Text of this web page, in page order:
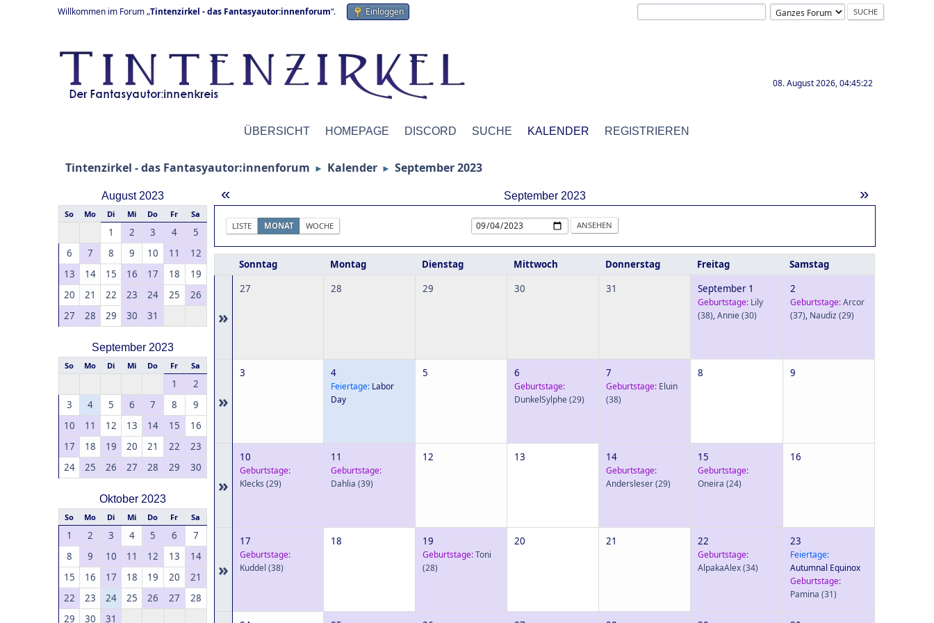
Willkommen im Forum „Tintenzirkel - das Fantasyautor:innenforum“. Einloggen
08. August 2026, 04:45:22
ÜBERSICHT HOMEPAGE DISCORD SUCHE KALENDER REGISTRIEREN
Tintenzirkel - das Fantasyautor:innenforum ► Kalender ► September 2023
August 2023
So Mo Di Mi Do Fr Sa
1 2 3 4
5
6
7 8 9 10 11
12
13
14 15 16 17 18
19
20
21 22 23 24 25
26
27
28 29 30 31
September 2023
So Mo Di Mi Do Fr Sa
1
2
3
4 5 6 7 8
9
10
11 12 13 14 15
16
17
18 19 20 21 22
23
24
25 26 27 28 29 30
Oktober 2023
So Mo Di Mi Do Fr Sa
1 2 3 4 5 6
7
8
9 10 11 12 13
14
15
16 17 18 19 20
21
22
23 24 25 26 27
28
29
30 31
« »
September 2023
LISTE MONAT WOCHE
Sonntag Montag Dienstag Mittwoch Donnerstag Freitag Samstag
»
27 28 29 30 31 September 1
Geburtstage: Lily
(38),Annie(30)
2
Geburtstage:Arcor
(37), Naudiz(29)
»
3 4
Feiertage: Labor
Day
5 6
Geburtstage:
DunkelSylphe(29)
7
Geburtstage: Eluin
(38)
8 9
»
10
Geburtstage:
Klecks (29)
11
Geburtstage:
Dahlia (39)
12 13 14
Geburtstage:
Andersleser(29)
15
Geburtstage:
Oneira (24)
16
»
17
Geburtstage:
Kuddel (38)
18 19
Geburtstage:Toni
(28)
20 21 22
Geburtstage:
AlpakaAlex(34)
23
Feiertage:
Autumnal Equinox
Geburtstage:
Pamina (31)